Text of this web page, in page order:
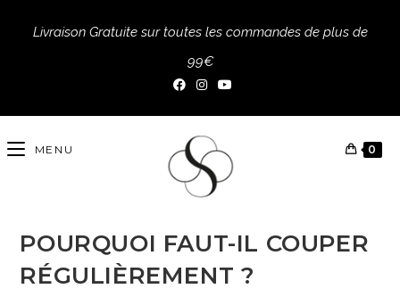
Livraison Gratuite sur toutes les commandes de plus de
99€
MENU 0
POURQUOI FAUT-IL COUPER
RÉGULIÈREMENT ?